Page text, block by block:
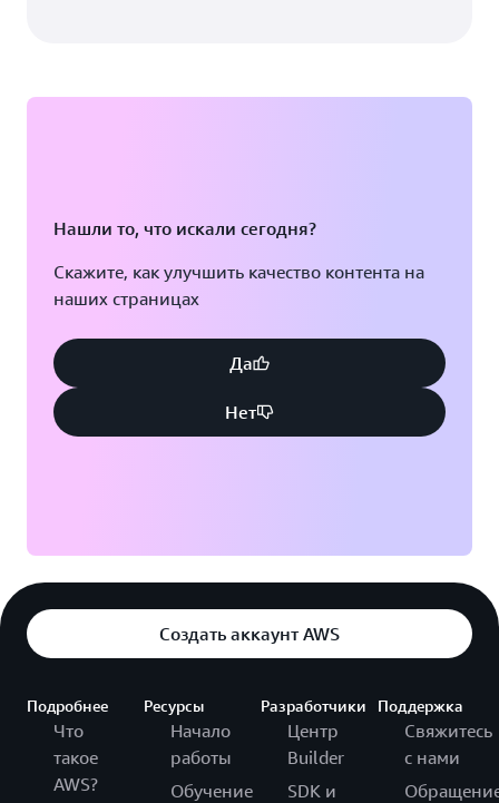
Нашли то, что искали сегодня?
Скажите, как улучшить качество контента на
наших страницах
Да
Нет
Создать аккаунт AWS
Подробнее
Что
такое
AWS?
Ресурсы
Начало
работы
Обучение
Разработчики
Центр
Builder
SDK и
Поддержка
Свяжитесь
с нами